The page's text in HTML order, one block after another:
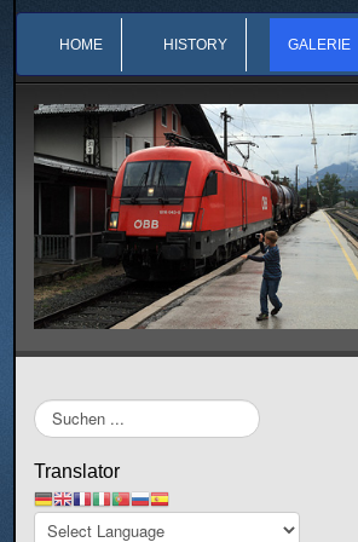
HOME HISTORY GALERIE
Suchen
...
Translator